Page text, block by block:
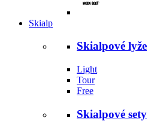
Skialp
Skialpové lyže
Light
Tour
Free
Skialpové sety